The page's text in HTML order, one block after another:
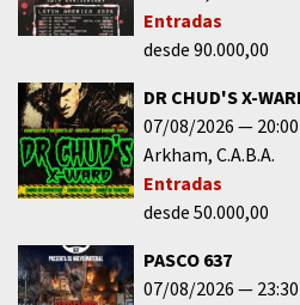
Entradas
desde 90.000,00
DR CHUD'S X-
07/08/2026
20:00
Arkham C.A.B.A.
Entradas
desde 50.000,00
PASCO 637
07/08/2026
23:30